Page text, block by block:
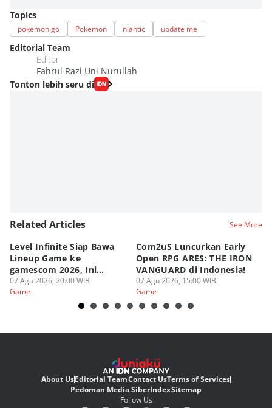
Topics
pokemon go Pokemon niantic update me
Editorial Team
Editor
Fahrul Razi Uni Nurullah
Tonton lebih seru di
Related Articles See More
Level Infinite Siap Bawa
Lineup Game ke
gamescom 2026, Ini
Judulnya!
07 Agu 2026, 20:00 WIB
Game
Com2uS Luncurkan Early
Open RPG ARES: THE IRON
VANGUARD di Indonesia!
07 Agu 2026, 15:00 WIB
Game
About UsEditorial TeamContact UsTerms of Services
Pedoman Media SiberIndexSitemap
Follow Us